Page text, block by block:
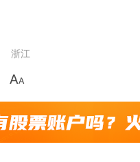
浙江